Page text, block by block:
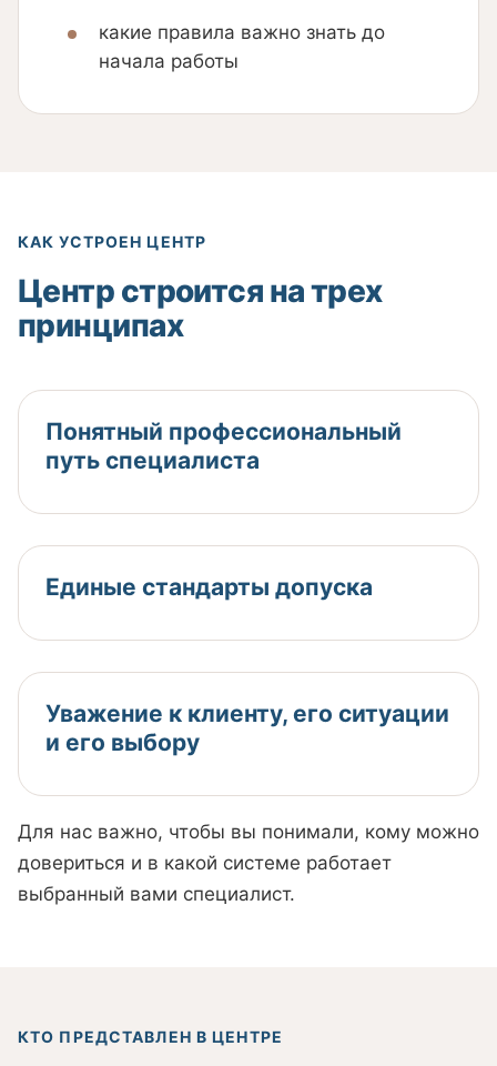
какие правила важно знать до
начала работы
КАК УСТРОЕН ЦЕНТР
Центр строится на трех
принципах
Понятный профессиональный
путь специалиста
Единые стандарты допуска
Уважение к клиенту, его ситуации
и его выбору
Для нас важно, чтобы вы понимали, кому можно
довериться и в какой системе работает
выбранный вами специалист.
КТО ПРЕДСТАВЛЕН В ЦЕНТРЕ